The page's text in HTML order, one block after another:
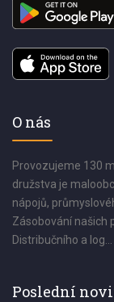
O nás
Provozujeme 130
družstva je
nápojů,
Zásobování našich
Distribučního a log...
Poslední